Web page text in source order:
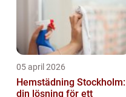
05 april 2026
Hemstädning Stockholm:
din lösning för ett